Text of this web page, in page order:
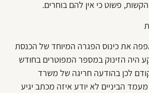
פשוט כי אין להם בוחרים.
את כינוס הפגרה המיוחד של הכנסת
היה הזינוק במספר המפוטרים בחודש
קודם לכן בהודעה חריגה של משרד
הביניים לא יודע איזה מכתב יגיע